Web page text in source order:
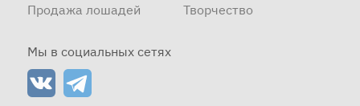
Продажа лошадей
Творчество
Мы в социальных сетях